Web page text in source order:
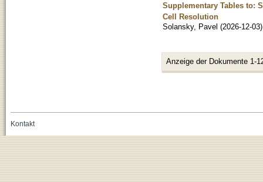
Supplementary Tables to:
Cell Resolution
Solansky, Pavel (2026-12-03)
Anzeige der Dokumente 1-
Kontakt